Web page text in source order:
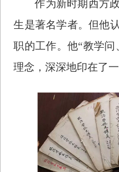
作为新时期西方
生是著名学者。但他
职的工作。他“教学
理念，深深地印在了